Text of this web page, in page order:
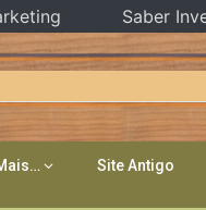
Site Antigo
Saber